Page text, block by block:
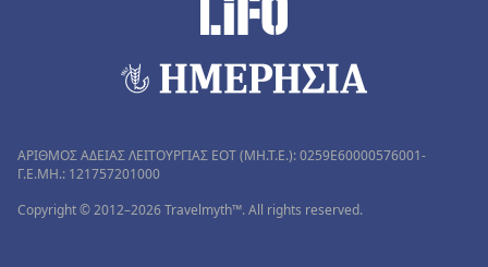
ΑΡΙΘΜΟΣ ΑΔΕΙΑΣ ΛΕΙΤΟΥΡΓΙΑΣ ΕΟΤ (MH.T.E.): 0259Ε60000576001-
Γ.Ε.ΜΗ.: 121757201000
Copyright © 2012–2026 Travelmyth™. All rights reserved.